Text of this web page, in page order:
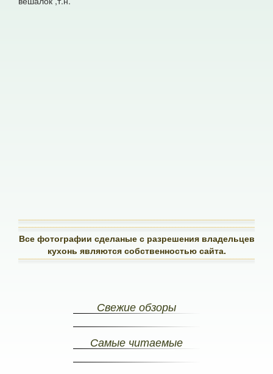
Все фотографии сделаные с разрешения владельцев
кухонь являются собственностью сайта.
Свежие обзоры
Самые читаемые